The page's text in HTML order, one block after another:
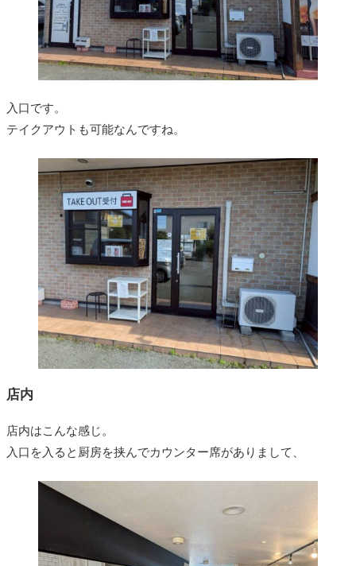
入口です。
テイクアウトも可能なんですね。
店内
店内はこんな感じ。
入口を入ると厨房を挟んでカウンター席がありまして、